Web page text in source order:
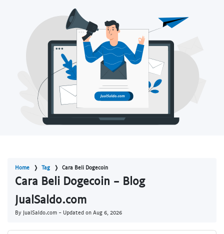
Home Tag Cara Beli Dogecoin
Cara Beli Dogecoin - Blog
JualSaldo.com
By JualSaldo.com - Updated on Aug 6, 2026